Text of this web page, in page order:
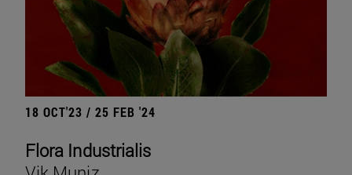
18 OCT'23 / 25 FEB '24
Flora Industrialis